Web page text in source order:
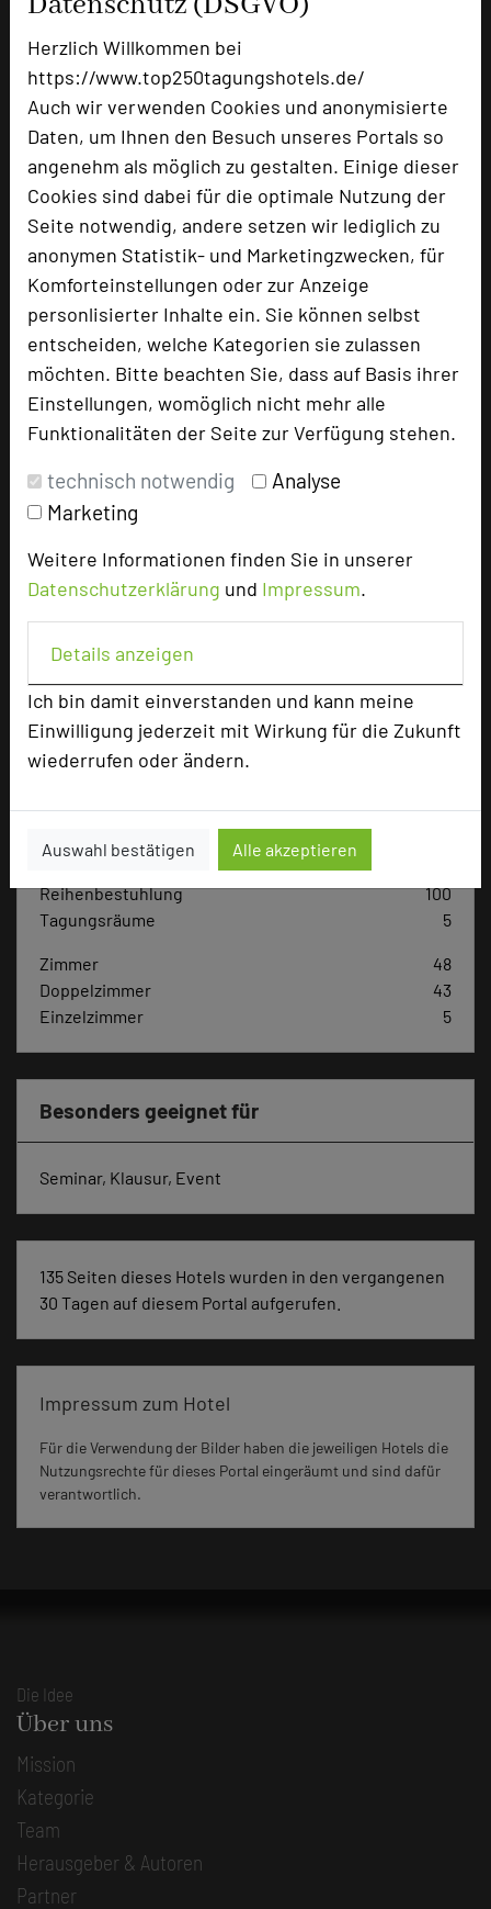
Herzlich Willkommen bei
https://www.top250tagungshotels.de/
Auch wir verwenden Cookies und anonymisierte
Daten, um Ihnen den Besuch unseres Portals so
angenehm als möglich zu gestalten. Einige dieser
Cookies sind dabei für die optimale Nutzung der
Seite notwendig, andere setzen wir lediglich zu
anonymen Statistik- und Marketingzwecken, für
Komforteinstellungen oder zur Anzeige
personlisierter Inhalte ein. Sie können selbst
entscheiden, welche Kategorien sie zulassen
möchten. Bitte beachten Sie, dass auf Basis ihrer
Einstellungen, womöglich nicht mehr alle
Funktionalitäten der Seite zur Verfügung stehen.
technisch notwendig
Analyse
Marketing
Weitere Informationen finden Sie in unserer
Datenschutzerklärung und Impressum.
Details anzeigen
Ich bin damit einverstanden und kann meine
Einwilligung jederzeit mit Wirkung für die Zukunft
wiederrufen oder ändern.
Auswahl bestätigen Alle akzeptieren
Hotel Taufstein
Sparhofer Weg 21
36148 Kalbach-Sparhof
phone +49 9742 250
mail Email
language Homepage
zur Tagungsanfrage hinzufügen
Bewertung
Hotel bewerten
Hoteldaten
Max. Tagungskapazität (Personen)
U-Form
Reihenbestuhlung
100
Tagungsräume
5
Zimmer
48
Doppelzimmer
43
Einzelzimmer
5
Besonders geeignet für
Seminar, Klausur, Event
135 Seiten dieses Hotels wurden in den vergangenen
30 Tagen auf diesem Portal aufgerufen.
Impressum zum Hotel
Für die Verwendung der Bilder haben die jeweiligen Hotels die
Nutzungsrechte für dieses Portal eingeräumt und sind dafür
verantwortlich.
Die Idee
Über uns
Mission
Kategorie
Team
Herausgeber & Autoren
Partner